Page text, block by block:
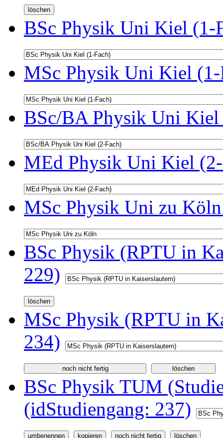
BSc Physik Uni Kiel (1-
MSc Physik Uni Kiel
BSc/BA Physik Uni Kiel
MEd Physik Uni Kiel
MSc Physik Uni zu
BSc Physik (RPTU in
229)
MSc Physik (RPTU in
234)
BSc Physik TUM
(idStudiengang: 237)